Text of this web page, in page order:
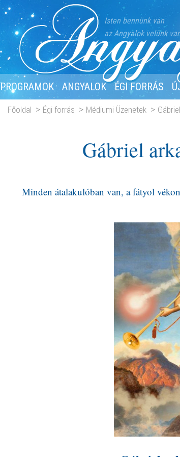
Isten bennünk van
az Angyalok velünk
PROGRAMOK ANGYALOK ÉGI FORRÁS
Főoldal Égi forrás Médiumi Üzenetek
Gábriel
Minden átalakulóban van, a fátyol